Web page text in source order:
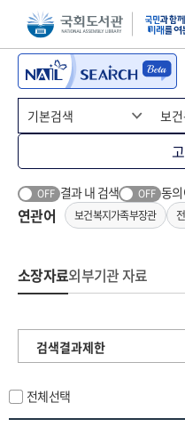
본문 바로가기주메뉴 바로가기
OFF 결과 내 검색 OFF 동
연관어 보건복지가족부장관
소장자료외부기관 자료
검색결과제한
전체선택